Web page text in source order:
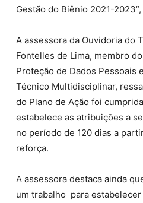
Gestão do Biênio 2021-
A assessora da Ouvidoria do
Fontelles de Lima, membro
Proteção de Dados Pessoais
Técnico Multidisciplinar,
do Plano de Ação foi
estabelece as atribuições a
no período de 120 dias a
reforça.
A assessora destaca ainda
um trabalho para